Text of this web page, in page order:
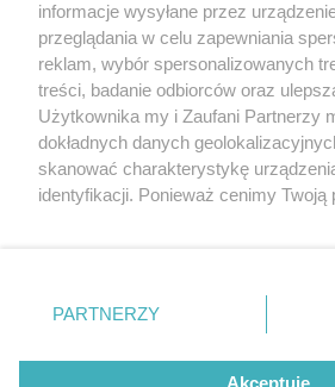
Restauracja
Wróć do artykułu:
Średniowieczna uczta w
Dlaczego nie!
Nie zapomnij
zapoznać się z:
polityką prywatności regulamin
Twojemiasto
Piekary Śląskie
Chorzów
Tarnowskie Góry
Gliwice
Kontakt
informacje wysyłane przez
przeglądania w celu zapewniania
reklam, wybór spersonalizowanych
treści, badanie odbiorców oraz
Użytkownika my i Zaufani Partnerzy
dokładnych danych
skanować charakterystykę
identyfikacji. Ponieważ cenimy
prywatności znajdujący się w lewym
. Niektóre rodzaje przetwarzania
zgody użytkownika, ale masz prawo
takiemu przetwarzaniu. Preferencje
PARTNERZY
Akceptuję